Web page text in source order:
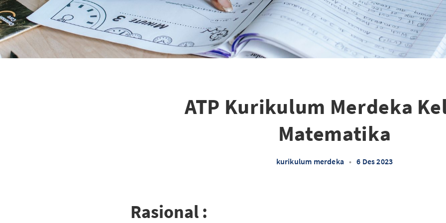
ATP Kurikulum Merdeka
Matematika
kurikulum merdeka • 6 Des 2023
Rasional :